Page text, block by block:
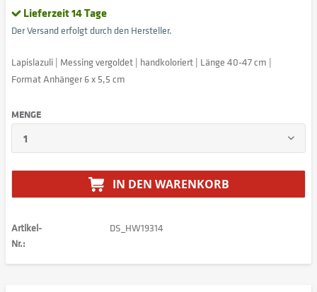
Lieferzeit 14 Tage
Der Versand erfolgt durch den Hersteller.
Lapislazuli | Messing vergoldet | handkoloriert | Länge 40-47 cm |
Format Anhänger 6 x 5,5 cm
MENGE
IN DEN WARENKORB
Artikel-
Nr.:
DS_HW19314